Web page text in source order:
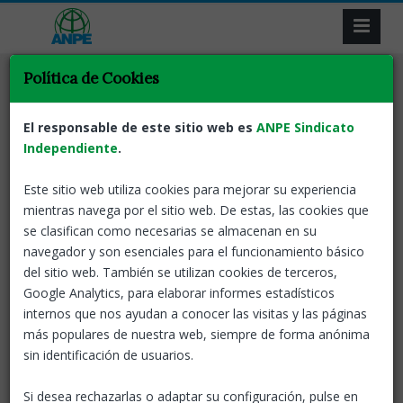
Modificació del Decret
de Batxillerat
24 Dic, 2025 ANPE-Catalunya
El Departament publica la modificació del Decret de
Batxillerat
• El motiu de la modificació és evitar el perjudici de l’alumnat
a l’hora d’homologar els seus títols en cas de mobilitat
geogràfica i garantir els seus drets.
• Les modificacions afecten fonamentalment a les matèries
Política de Cookies
El responsable de este sitio web es ANPE Sindicato
Independiente.
Este sitio web utiliza cookies para mejorar su experiencia
mientras navega por el sitio web. De estas, las cookies que
se clasifican como necesarias se almacenan en su
navegador y son esenciales para el funcionamiento básico
del sitio web. También se utilizan cookies de terceros,
Google Analytics, para elaborar informes estadísticos
internos que nos ayudan a conocer las visitas y las páginas
más populares de nuestra web, siempre de forma anónima
sin identificación de usuarios.
Si desea rechazarlas o adaptar su configuración, pulse en